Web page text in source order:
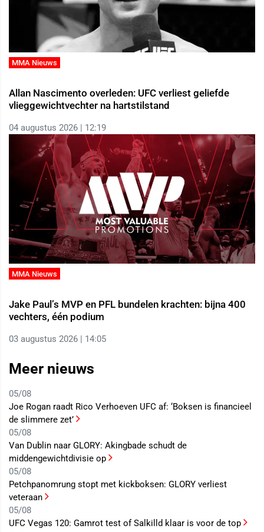
MMA Nieuws
Allan Nascimento overleden: UFC verliest geliefde
vlieggewichtvechter na hartstilstand
04 augustus 2026 | 12:19
MMA Nieuws
Jake Paul’s MVP en PFL bundelen krachten: bijna 400
vechters, één podium
03 augustus 2026 | 14:05
Meer nieuws
05/08
Joe Rogan raadt Rico Verhoeven UFC af: ‘Boksen is financieel
de slimmere zet’
05/08
Van Dublin naar GLORY: Akingbade schudt de
middengewichtdivisie op
05/08
Petchpanomrung stopt met kickboksen: GLORY verliest
veteraan
05/08
UFC Vegas 120: Gamrot test of Salkilld klaar is voor de top